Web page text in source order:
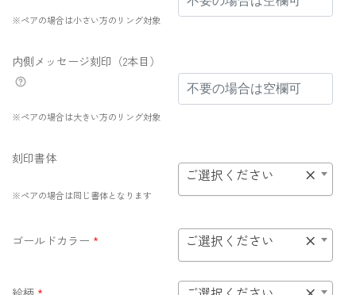
※ペアの場合は小さい方のリング対象
内側メッセージ刻印（2本目）
※ペアの場合は大きい方のリング対象
刻印書体
※ペアの場合は同じ書体となります
×
ご選択ください
ゴールドカラー * ×
ご選択ください